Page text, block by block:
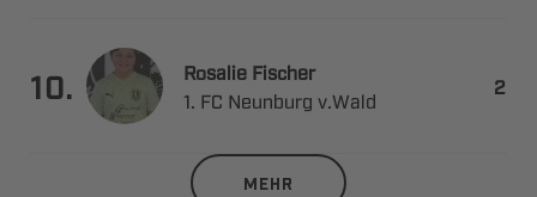
.
 
   

MEHR